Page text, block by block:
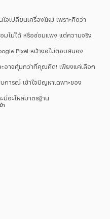
า
จเปลี่ยนเครื่องใหม่ เพราะคิดว่า
มไม่ได้ หรือซ่อมแพง แต่ความจริง
Pixel หน้าจอไม่ตอบสนอง
ะอาจคุ้มกว่าที่คุณคิด! เพียงแค่เลือก
การณ์ เข้าใจปัญหาเฉพาะของ
มีอะไหล่มาตรฐาน